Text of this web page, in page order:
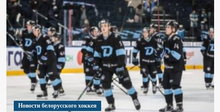
Новости белорусского хоккея